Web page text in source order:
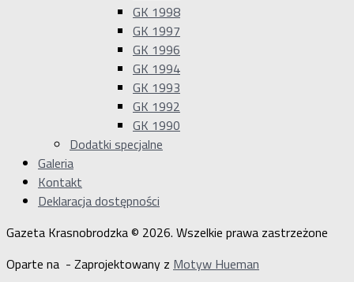
GK 1998
GK 1997
GK 1996
GK 1994
GK 1993
GK 1992
GK 1990
Dodatki specjalne
Galeria
Kontakt
Deklaracja dostępności
Gazeta Krasnobrodzka © 2026. Wszelkie prawa zastrzeżone
Oparte na - Zaprojektowany z Motyw Hueman